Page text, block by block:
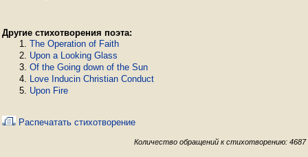
Другие стихотворения поэта:
The Operation of Faith
Upon a Looking Glass
Of the Going down of the Sun
Love Inducin Christian Conduct
Upon Fire
Распечатать стихотворение
Количество обращений к стихотворению: 4687